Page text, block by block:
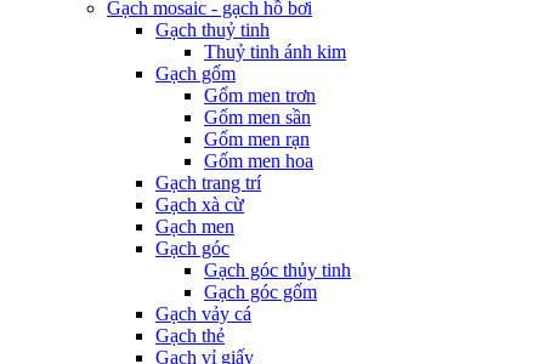
Gạch mosaic - gạch hồ bơi
Gạch thuỷ tinh
Thuỷ tinh ánh kim
Gạch gốm
Gốm men trơn
Gốm men sần
Gốm men rạn
Gốm men hoa
Gạch trang trí
Gạch xà cừ
Gạch men
Gạch góc
Gạch góc thủy tinh
Gạch góc gốm
Gạch vảy cá
Gạch thẻ
Gạch vỉ giấy